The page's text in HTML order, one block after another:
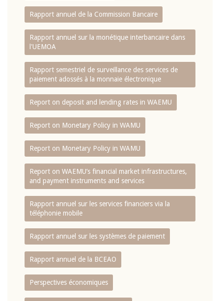
Rapport annuel de la Commission Bancaire
Rapport annuel sur la monétique interbancaire dans
l'UEMOA
Rapport semestriel de surveillance des services de
paiement adossés à la monnaie électronique
Report on deposit and lending rates in WAEMU
Report on Monetary Policy in WAMU
Report on Monetary Policy in WAMU
Report on WAEMU’s financial market infrastructures,
and payment instruments and services
Rapport annuel sur les services financiers via la
téléphonie mobile
Rapport annuel sur les systèmes de paiement
Rapport annuel de la BCEAO
Perspectives économiques